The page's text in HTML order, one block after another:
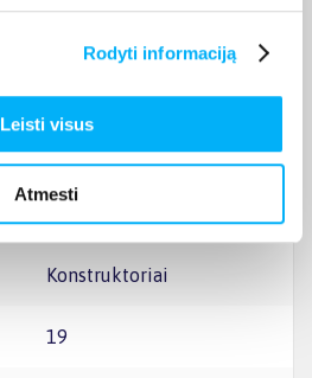
Rodyti informaciją
Leisti visus
Atmesti
354 mm
Konstruktoriai
19